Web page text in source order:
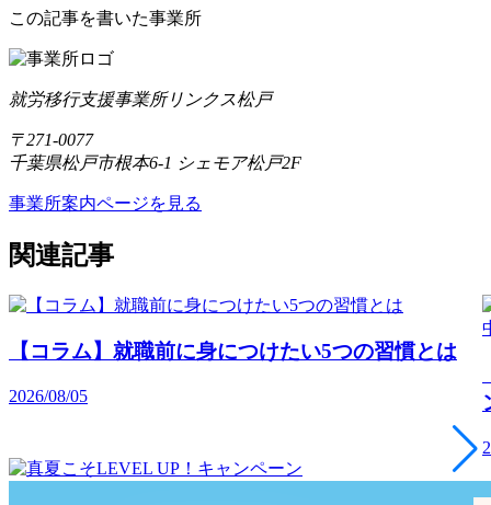
この記事を書いた事業所
就労移行支援事業所リンクス松戸
〒271-0077
千葉県松戸市根本6-1 シェモア松戸2F
事業所案内ページを見る
関連記事
【コラム】就職前に身につけたい5つの習慣とは
2026/08/05